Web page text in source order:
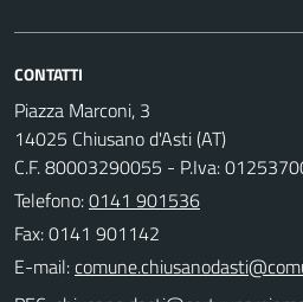
CONTATTI
Piazza Marconi, 3
14025 Chiusano d'Asti (AT)
C.F. 80003290055 - P.Iva:
Telefono:0141 901536
Fax: 0141 901142
E-mail: